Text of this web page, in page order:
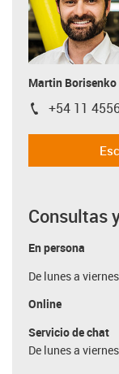
Martin Borisenko
igus-icon-phone
+54 11
Consultas
En persona
De lunes a
Online
Servicio de chat
De lunes a